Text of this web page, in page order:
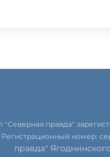
"Северная правда"
Регистрационный номер:
правда"